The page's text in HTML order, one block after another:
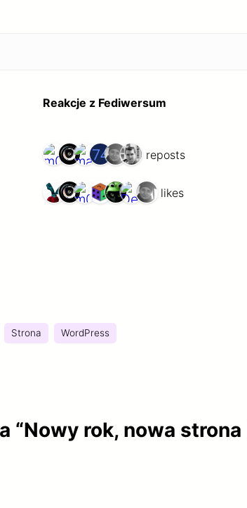
Reakcje z Fediwersum
6 reposts
7 likes
Strona WordPress
“Nowy rok, nowa